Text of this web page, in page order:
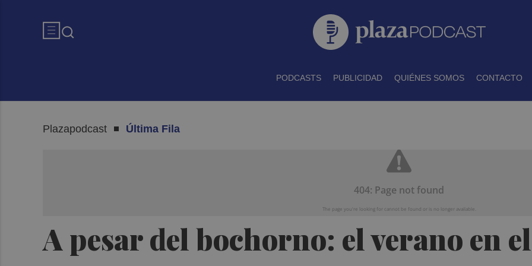
PODCASTS PUBLICIDAD QUIÉNES SOMOS CONTACTO
Plazapodcast Última Fila
A pesar del bochorno: el verano en